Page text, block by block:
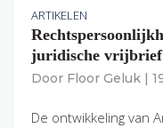
ARTIKELEN
juridische vrijbrief
Door Floor Geluk
De ontwikkeling van